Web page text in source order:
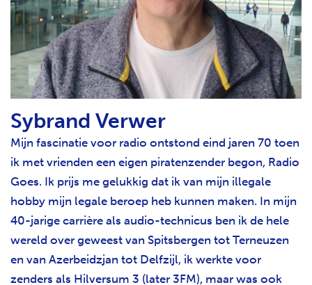
Sybrand Verwer
Mijn fascinatie voor radio ontstond eind jaren 70 toen
ik met vrienden een eigen piratenzender begon, Radio
Goes. Ik prijs me gelukkig dat ik van mijn illegale
hobby mijn legale beroep heb kunnen maken. In mijn
40-jarige carrière als audio-technicus ben ik de hele
wereld over geweest van Spitsbergen tot Terneuzen
en van Azerbeidzjan tot Delfzijl, ik werkte voor
zenders als Hilversum 3 (later 3FM), maar was ook